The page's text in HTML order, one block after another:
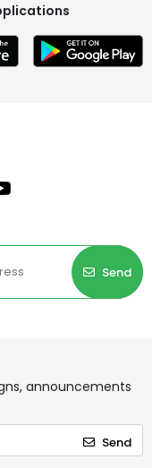
Send
announcements
Send